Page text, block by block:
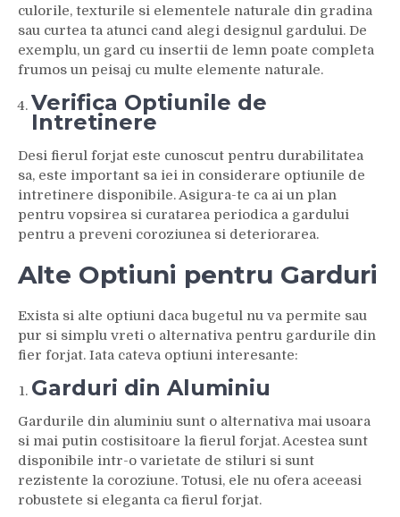
culorile, texturile si elementele naturale din gradina
sau curtea ta atunci cand alegi designul gardului. De
exemplu, un gard cu insertii de lemn poate completa
frumos un peisaj cu multe elemente naturale.
Verifica Optiunile de
Intretinere
Desi fierul forjat este cunoscut pentru durabilitatea
sa, este important sa iei in considerare optiunile de
intretinere disponibile. Asigura-te ca ai un plan
pentru vopsirea si curatarea periodica a gardului
pentru a preveni coroziunea si deteriorarea.
Alte Optiuni pentru Garduri
Exista si alte optiuni daca bugetul nu va permite sau
pur si simplu vreti o alternativa pentru gardurile din
fier forjat. Iata cateva optiuni interesante:
Garduri din Aluminiu
Gardurile din aluminiu sunt o alternativa mai usoara
si mai putin costisitoare la fierul forjat. Acestea sunt
disponibile intr-o varietate de stiluri si sunt
rezistente la coroziune. Totusi, ele nu ofera aceeasi
robustete si eleganta ca fierul forjat.